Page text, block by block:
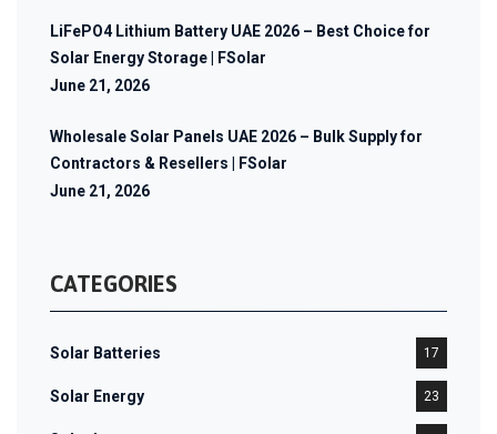
LiFePO4 Lithium Battery UAE 2026 – Best Choice for
Solar Energy Storage | FSolar
June 21, 2026
Wholesale Solar Panels UAE 2026 – Bulk Supply for
Contractors & Resellers | FSolar
June 21, 2026
CATEGORIES
Solar Batteries 17
Solar Energy 23